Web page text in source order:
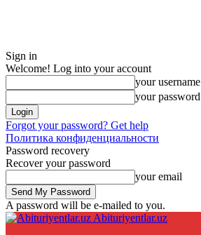
Sign in
Welcome! Log into your account
your username
your password
Forgot your password? Get help
Политика конфиденциальности
Password recovery
Recover your password
your email
A password will be e-mailed to you.
Abituriyentlar.uz